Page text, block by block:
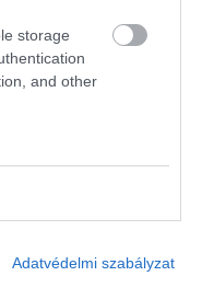
storage
and other
Adatvédelmi szabályzat